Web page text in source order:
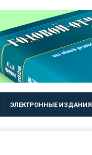
ЭЛЕКТРОННЫЕ ИЗДАНИЯ